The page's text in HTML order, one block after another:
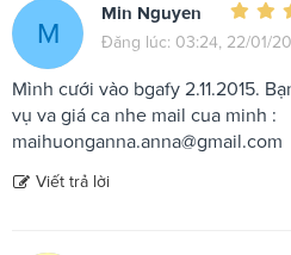
M
Min Nguyen
Đăng lúc: 03:24, 22/01/
Mình cưới vào bgafy 2.11.2015.
vụ va giá ca nhe mail cua minh :
maihuonganna.anna@gmail.com
Viết trả lời